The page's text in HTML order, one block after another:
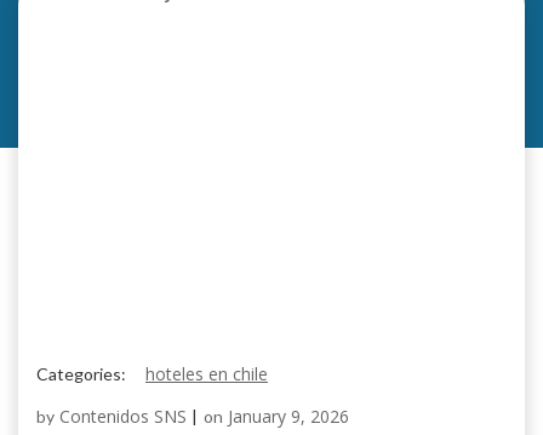
Categories: hoteles en chile
by Contenidos SNS | on January 9, 2026